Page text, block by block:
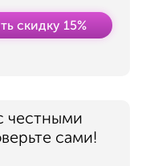
скидку 15%
честными
сами!